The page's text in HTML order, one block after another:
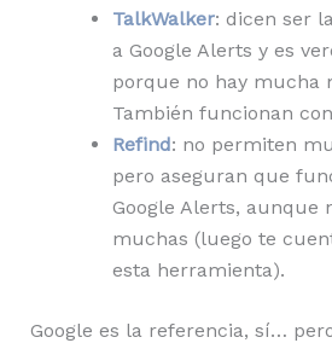
TalkWalker: dicen ser
a Google Alerts y es
porque no hay mucha
También funcionan con
Refind: no permiten
pero aseguran que
Google Alerts, aunque
muchas (luego te
esta herramienta).
Google es la referencia, sí…